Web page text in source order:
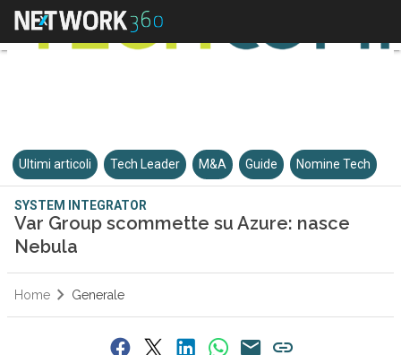
Ultimi articoli Tech Leader M&A Guide Nomine Tech
SYSTEM INTEGRATOR
Var Group scommette su Azure: nasce
Nebula
Home Generale